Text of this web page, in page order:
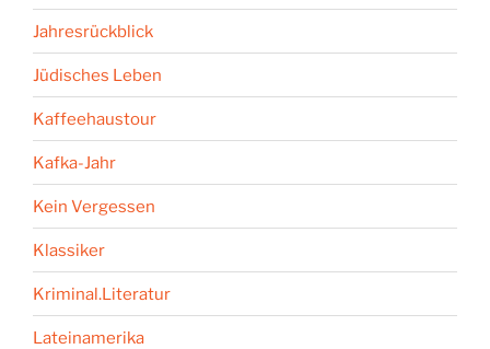
Jahresrückblick
Jüdisches Leben
Kaffeehaustour
Kafka-Jahr
Kein Vergessen
Klassiker
Kriminal.Literatur
Lateinamerika